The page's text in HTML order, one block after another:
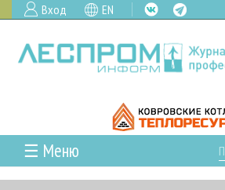
Вход EN
☰ Меню
ГЛАВНАЯ